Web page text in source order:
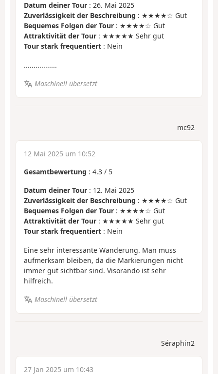
Datum deiner Tour : 26. Mai 2025
Zuverlässigkeit der Beschreibung : ★★★★☆ Gut
Bequemes Folgen der Tour : ★★★★☆ Gut
Attraktivität der Tour : ★★★★★ Sehr gut
Tour stark frequentiert : Nein
.................
Maschinell übersetzt
mc92
12 Mai 2025 um 10:52
Gesamtbewertung : 4.3 / 5
Datum deiner Tour : 12. Mai 2025
Zuverlässigkeit der Beschreibung : ★★★★☆ Gut
Bequemes Folgen der Tour : ★★★★☆ Gut
Attraktivität der Tour : ★★★★★ Sehr gut
Tour stark frequentiert : Nein
Eine sehr interessante Wanderung. Man muss
aufmerksam bleiben, da die Markierungen nicht
immer gut sichtbar sind. Visorando ist sehr
hilfreich.
Maschinell übersetzt
Séraphin2
27 Jan 2025 um 10:43